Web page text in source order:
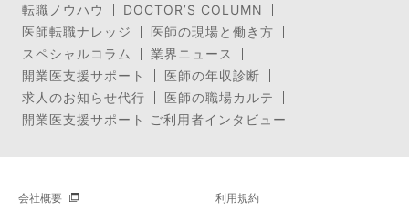
転職ノウハウ
DOCTOR’S COLUMN
医師転職ナレッジ
医師の現場と働き方
スペシャルコラム
業界ニュース
開業医支援サポート
医師の年収診断
求人のお知らせ代行
医師の職場カルテ
開業医支援サポート ご利用者インタビュー
会社概要 利用規約